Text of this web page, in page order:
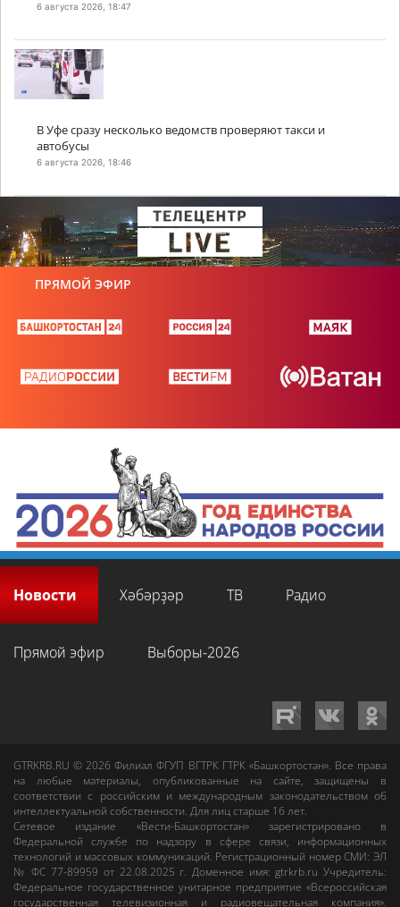
6 августа 2026, 18:47
В Уфе сразу несколько ведомств проверяют такси и
автобусы
6 августа 2026, 18:46
ПРЯМОЙ ЭФИР
Новости Хәбәрҙәр ТВ Радио
Прямой эфир Выборы-2026
GTRKRB.RU © 2026Филиал ФГУП ВГТРК ГТРК «Башкортостан». Все права
на любые материалы, опубликованные на сайте, защищены в
соответствии с российским и международным законодательством об
интеллектуальной собственности. Для лиц старше 16 лет.
Сетевое издание «Вести-Башкортостан»зарегистрировано в
Федеральной службе по надзору в сфере связи, информационных
технологий и массовых коммуникаций. Регистрационный номер СМИ: ЭЛ
№ ФС 77-89959 от 22.08.2025 г. Доменное имя:gtrkrb.ru Учредитель:
Федеральное государственное унитарное предприятие «Всероссийская
государственная телевизионная и радиовещательная компания».